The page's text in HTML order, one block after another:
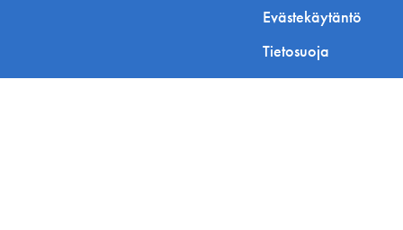
Evästekäytäntö
Tietosuoja